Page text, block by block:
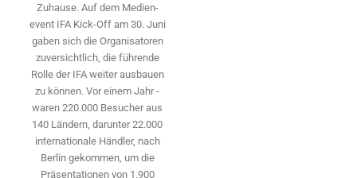
Zuhause. Auf dem Medien­
event IFA Kick-Off am 30. Juni
gaben sich die Organisatoren
zuversichtlich, die führende
Rolle der IFA weiter ausbauen
zu können. Vor einem Jahr ­
waren 220.000 Besucher aus
140 ­Ländern, ­darunter 22.000
internationale Händler, nach
Berlin gekommen, um die
Präsen­tationen von 1.900